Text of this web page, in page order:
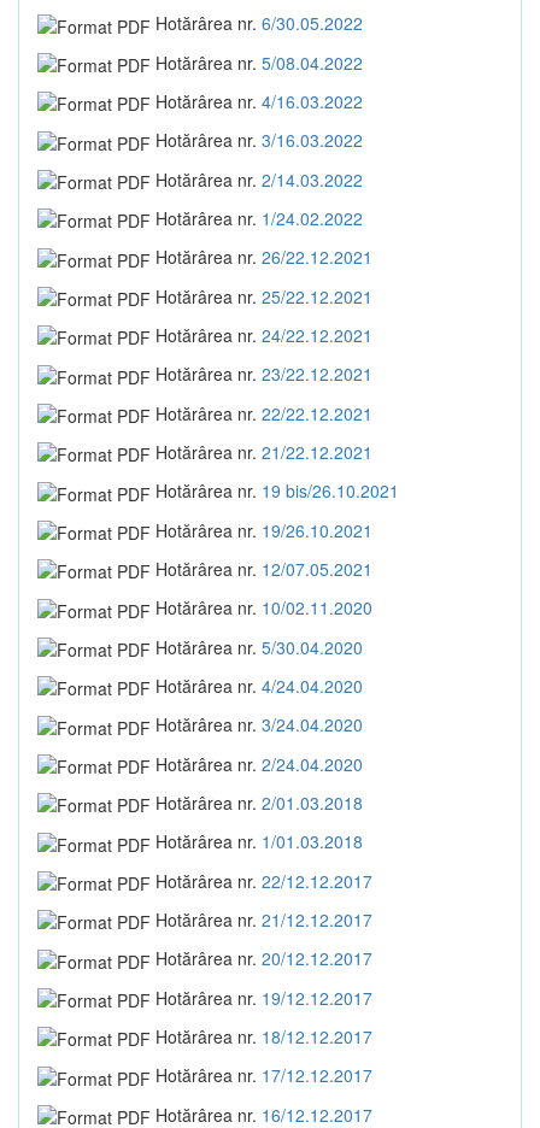
Hotărârea nr. 6/30.05.2022
Hotărârea nr. 5/08.04.2022
Hotărârea nr. 4/16.03.2022
Hotărârea nr. 3/16.03.2022
Hotărârea nr. 2/14.03.2022
Hotărârea nr. 1/24.02.2022
Hotărârea nr. 26/22.12.2021
Hotărârea nr. 25/22.12.2021
Hotărârea nr. 24/22.12.2021
Hotărârea nr. 23/22.12.2021
Hotărârea nr. 22/22.12.2021
Hotărârea nr. 21/22.12.2021
Hotărârea nr. 19 bis/26.10.2021
Hotărârea nr. 19/26.10.2021
Hotărârea nr. 12/07.05.2021
Hotărârea nr. 10/02.11.2020
Hotărârea nr. 5/30.04.2020
Hotărârea nr. 4/24.04.2020
Hotărârea nr. 3/24.04.2020
Hotărârea nr. 2/24.04.2020
Hotărârea nr. 2/01.03.2018
Hotărârea nr. 1/01.03.2018
Hotărârea nr. 22/12.12.2017
Hotărârea nr. 21/12.12.2017
Hotărârea nr. 20/12.12.2017
Hotărârea nr. 19/12.12.2017
Hotărârea nr. 18/12.12.2017
Hotărârea nr. 17/12.12.2017
Hotărârea nr. 16/12.12.2017